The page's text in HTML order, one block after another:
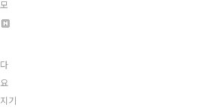
기